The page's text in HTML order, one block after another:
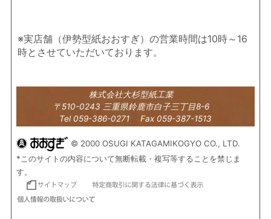
※実店舗（伊勢型紙おおすぎ）の営業時間は10時～16
時とさせていただいております。
株式会社大杉型紙工業
〒510-0243 三重県鈴鹿市白子三丁目8-6
Tel 059-386-0271 Fax 059-387-1513
© 2000 OSUGI KATAGAMIKOGYO CO., LTD.
*このサイトの内容について無断転載・複写等することを禁じま
す。